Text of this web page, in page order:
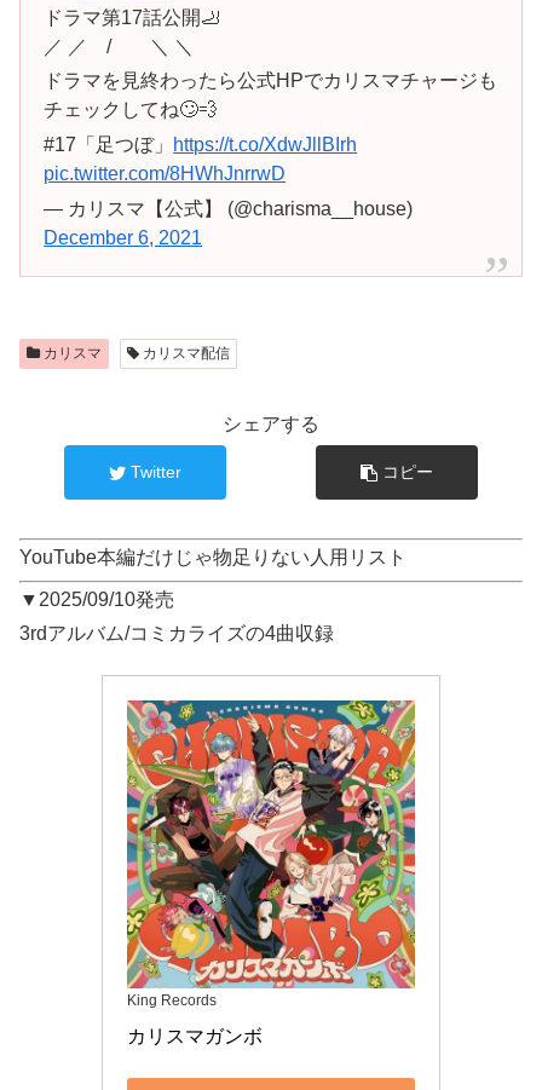
ドラマ第17話公開🦶
／ ／ / ＼ ＼
ドラマを見終わったら公式HPでカリスマチャージも
チェックしてね🙄💨
#17「足つぼ」
https://t.co/XdwJllBIrh
pic.twitter.com/8HWhJnrrwD
— カリスマ【公式】 (@charisma__house)
December 6, 2021
カリスマ カリスマ配信
シェアする
Twitter コピー
YouTube本編だけじゃ物足りない人用リスト
▼2025/09/10発売
3rdアルバム/コミカライズの4曲収録
King Records
カリスマガンボ